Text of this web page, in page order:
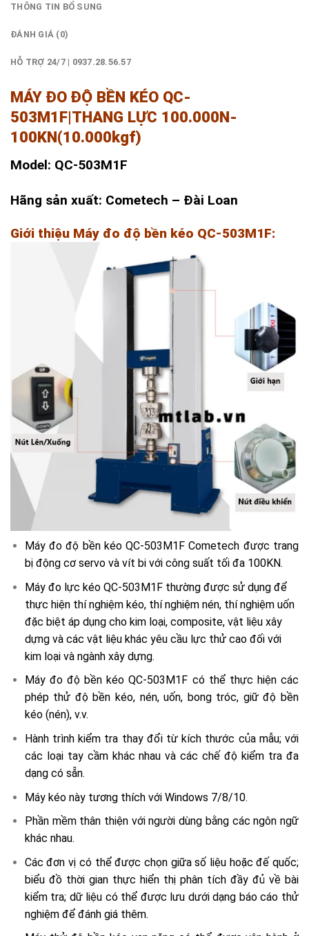
THÔNG TIN BỔ SUNG
ĐÁNH GIÁ (0)
HỖ TRỢ 24/7 | 0937.28.56.57
MÁY ĐO ĐỘ BỀN KÉO QC-
503M1F|THANG LỰC 100.000N-
100KN(10.000kgf)
Model: QC-503M1F
Hãng sản xuất: Cometech – Đài Loan
Giới thiệu Máy đo độ bền kéo QC-503M1F:
Máy đo độ bền kéo QC-503M1F Cometech được trang
bị động cơ servo và vít bi với công suất tối đa 100KN.
Máy đo lực kéo QC-503M1F thường được sử dụng để
thực hiện thí nghiệm kéo, thí nghiệm nén, thí nghiệm uốn
đặc biệt áp dụng cho kim loại, composite, vật liệu xây
dựng và các vật liệu khác yêu cầu lực thử cao đối với
kim loại và ngành xây dựng.
Máy đo độ bền kéo QC-503M1F có thể thực hiện các
phép thử độ bền kéo, nén, uốn, bong tróc, giữ độ bền
kéo (nén), v.v.
Hành trình kiểm tra thay đổi từ kích thước của mẫu; với
các loại tay cầm khác nhau và các chế độ kiểm tra đa
dạng có sẵn.
Máy kéo này tương thích với Windows 7/8/10.
Phần mềm thân thiện với người dùng bằng các ngôn ngữ
khác nhau.
Các đơn vị có thể được chọn giữa số liệu hoặc đế quốc;
biểu đồ thời gian thực hiển thị phân tích đầy đủ về bài
kiểm tra; dữ liệu có thể được lưu dưới dạng báo cáo thử
nghiệm để đánh giá thêm.